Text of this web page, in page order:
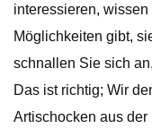
interessieren,
Möglichkeiten gibt,
schnallen Sie sich
Das ist richtig; Wir
Artischocken aus